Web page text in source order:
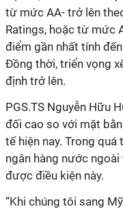
từ mức AA- trở lên
Ratings, hoặc từ mức
điểm gần nhất tính
Đồng thời, triển vọng
định trở lên.
PGS.TS Nguyễn Hữu
đối cao so với mặt
tế hiện nay. Trong
ngân hàng nước
được điều kiện này.
“Khi chúng tôi sang